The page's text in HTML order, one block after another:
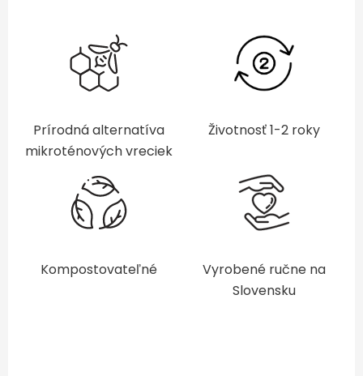
Prírodná alternatíva
mikroténových vreciek
Životnosť 1-2 roky
Kompostovateľné
Vyrobené ručne na
Slovensku